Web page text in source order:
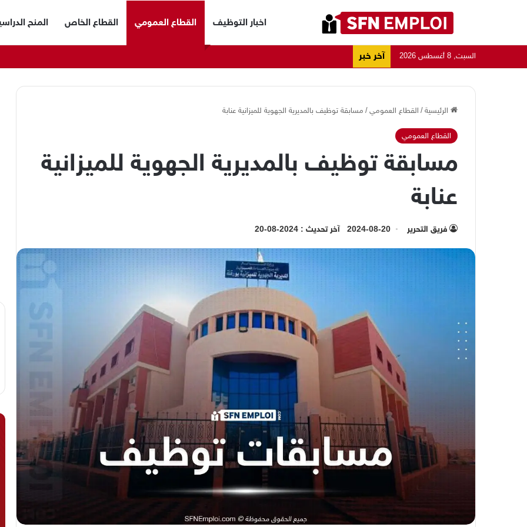
اخبار التوظيف القطاع العمومي القطاع الخاص المنح
السبت, 8 أغسطس 2026 آخر خبر
الرئيسية/ القطاع العمومي/ مسابقة توظيف بالمديرية الجهوية للميزانية عنابة
القطاع العمومي
مسابقة توظيف بالمديرية الجهوية للميزانية
عنابة
فريق التحرير 2024-08-20 آخر تحديث : 2024-08-20